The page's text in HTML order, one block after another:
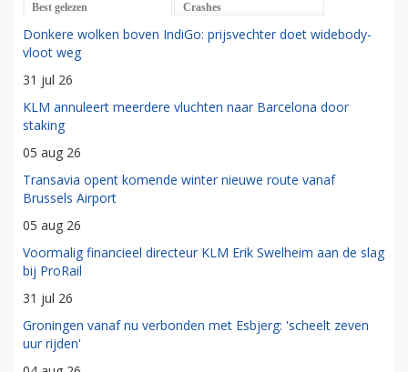
Best gelezen Crashes
Donkere wolken boven IndiGo: prijsvechter doet widebody-
vloot weg
31 jul 26
KLM annuleert meerdere vluchten naar Barcelona door
staking
05 aug 26
Transavia opent komende winter nieuwe route vanaf
Brussels Airport
05 aug 26
Voormalig financieel directeur KLM Erik Swelheim aan de slag
bij ProRail
31 jul 26
Groningen vanaf nu verbonden met Esbjerg: 'scheelt zeven
uur rijden'